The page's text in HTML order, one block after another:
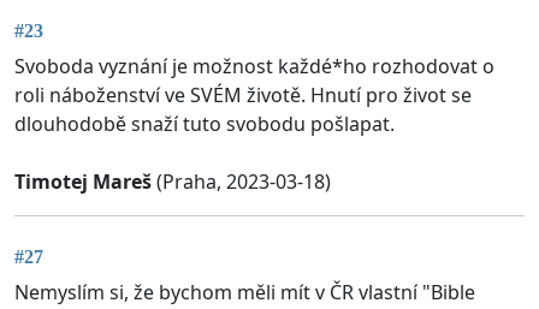
#23
Svoboda vyznání je možnost každé*ho rozhodovat o
roli náboženství ve SVÉM životě. Hnutí pro život se
dlouhodobě snaží tuto svobodu pošlapat.
Timotej Mareš(Praha, 2023-03-18)
#27
Nemyslím si, že bychom měli mít v ČR vlastní "Bible